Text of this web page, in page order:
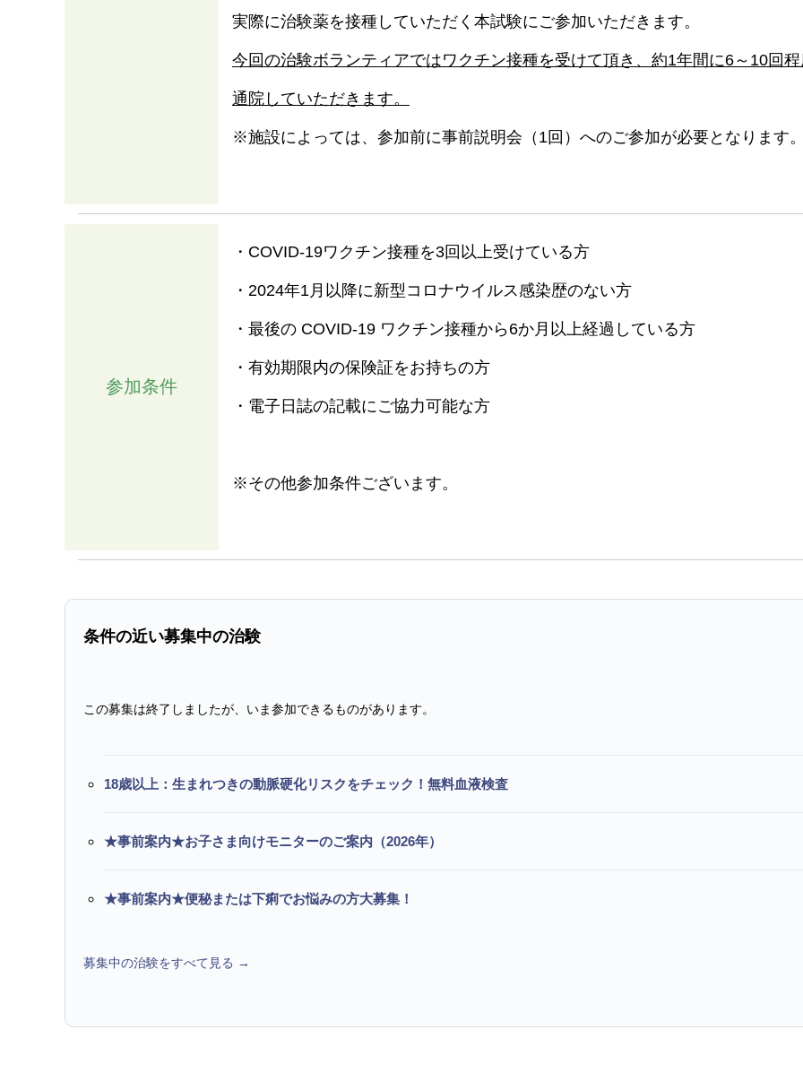
実際に治験薬を接種していただく本試験にご参加いただきます。
今回の治験ボランティアではワクチン接種を受けて頂き、約1年間に6～10回
通院していただきます。
※施設によっては、参加前に事前説明会（1回）へのご参加が必要となります
参加条件
・COVID-19ワクチン接種を3回以上受けている方
・2024年1月以降に新型コロナウイルス感染歴のない方
・最後の COVID-19 ワクチン接種から6か月以上経過している方
・有効期限内の保険証をお持ちの方
・電子日誌の記載にご協力可能な方
※その他参加条件ございます。
条件の近い募集中の治験
この募集は終了しましたが、いま参加できるものがあります。
18歳以上：生まれつきの動脈硬化リスクをチェック！無料血液検査
★事前案内★お子さま向けモニターのご案内（2026年）
★事前案内★便秘または下痢でお悩みの方大募集！
募集中の治験をすべて見る →